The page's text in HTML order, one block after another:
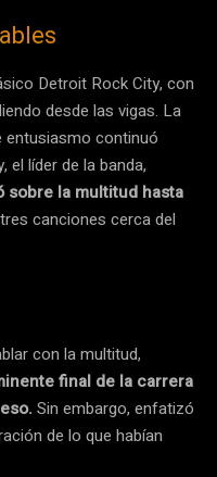
Detroit Rock City, con
desde las vigas. La
entusiasmo continuó
el líder de la banda,
sobre la multitud hasta
canciones cerca del
con la multitud,
final de la carrera
Sin embargo, enfatizó
de lo que habían